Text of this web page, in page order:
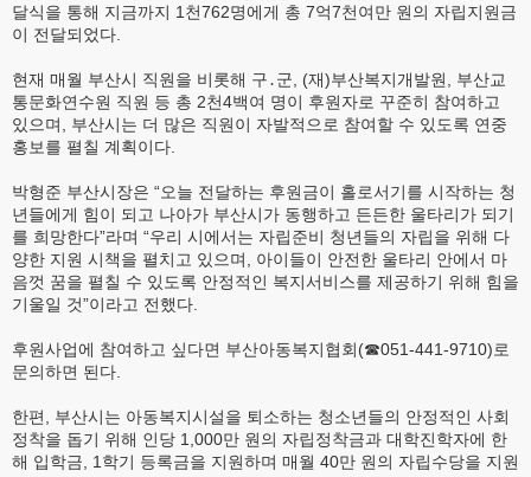
달식을 통해 지금까지 1천762명에게 총 7억7천여만 원의 자립지원금
이 전달되었다.
현재 매월 부산시 직원을 비롯해 구․군, (재)부산복지개발원, 부산교
통문화연수원 직원 등 총 2천4백여 명이 후원자로 꾸준히 참여하고
있으며, 부산시는 더 많은 직원이 자발적으로 참여할 수 있도록 연중
홍보를 펼칠 계획이다.
박형준 부산시장은 “오늘 전달하는 후원금이 홀로서기를 시작하는 청
년들에게 힘이 되고 나아가 부산시가 동행하고 든든한 울타리가 되기
를 희망한다”라며 “우리 시에서는 자립준비 청년들의 자립을 위해 다
양한 지원 시책을 펼치고 있으며, 아이들이 안전한 울타리 안에서 마
음껏 꿈을 펼칠 수 있도록 안정적인 복지서비스를 제공하기 위해 힘을
기울일 것”이라고 전했다.
후원사업에 참여하고 싶다면 부산아동복지협회(☎051-441-9710)로
문의하면 된다.
한편, 부산시는 아동복지시설을 퇴소하는 청소년들의 안정적인 사회
정착을 돕기 위해 인당 1,000만 원의 자립정착금과 대학진학자에 한
해 입학금, 1학기 등록금을 지원하며 매월 40만 원의 자립수당을 지원